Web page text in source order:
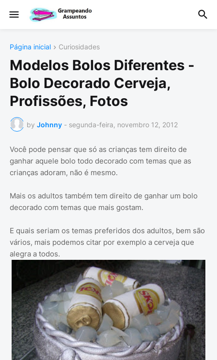
Página inicial Curiosidades
Modelos Bolos Diferentes -
Bolo Decorado Cerveja,
Profissões, Fotos
by Johnny - segunda-feira, novembro 12, 2012
Você pode pensar que só as crianças tem direito de
ganhar aquele bolo todo decorado com temas que as
crianças adoram, não é mesmo.
Mais os adultos também tem direito de ganhar um bolo
decorado com temas que mais gostam.
E quais seriam os temas preferidos dos adultos, bem são
vários, mais podemos citar por exemplo a cerveja que
alegra a todos.